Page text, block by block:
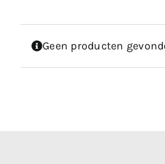
Geen producten